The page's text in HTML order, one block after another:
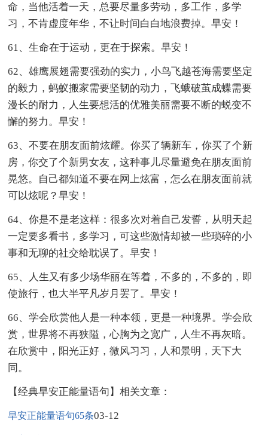
命，当他活着一天，总要尽量多劳动，多工作，多学
习，不肯虚度年华，不让时间白白地浪费掉。早安！
61、生命在于运动，更在于探索。早安！
62、雄鹰展翅需要强劲的实力，小鸟飞越苍海需要坚定
的毅力，蚂蚁搬家需要坚韧的动力，飞蛾破茧成蝶需要
漫长的耐力，人生要想活的优雅美丽需要不断的蜕变不
懈的努力。早安！
63、不要在朋友面前炫耀。你买了辆新车，你买了个新
房，你交了个新男女友，这种事儿尽量避免在朋友面前
晃悠。自己都知道不要在网上炫富，怎么在朋友面前就
可以炫呢？早安！
64、你是不是老这样：很多次对着自己发誓，从明天起
一定要多看书，多学习，可这些激情却被一些琐碎的小
事和无聊的社交给耽误了。早安！
65、人生又有多少场华丽在等着，不多的，不多的，即
使旅行，也大半平凡岁月罢了。早安！
66、学会欣赏他人是一种本领，更是一种境界。学会欣
赏，世界将不再狭隘，心胸为之宽广，人生不再灰暗。
在欣赏中，阳光正好，微风习习，人和景明，天下大
同。
【经典早安正能量语句】相关文章：
早安正能量语句65条03-12